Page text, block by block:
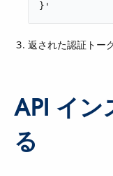
}'
返された認証トー
API イン
る